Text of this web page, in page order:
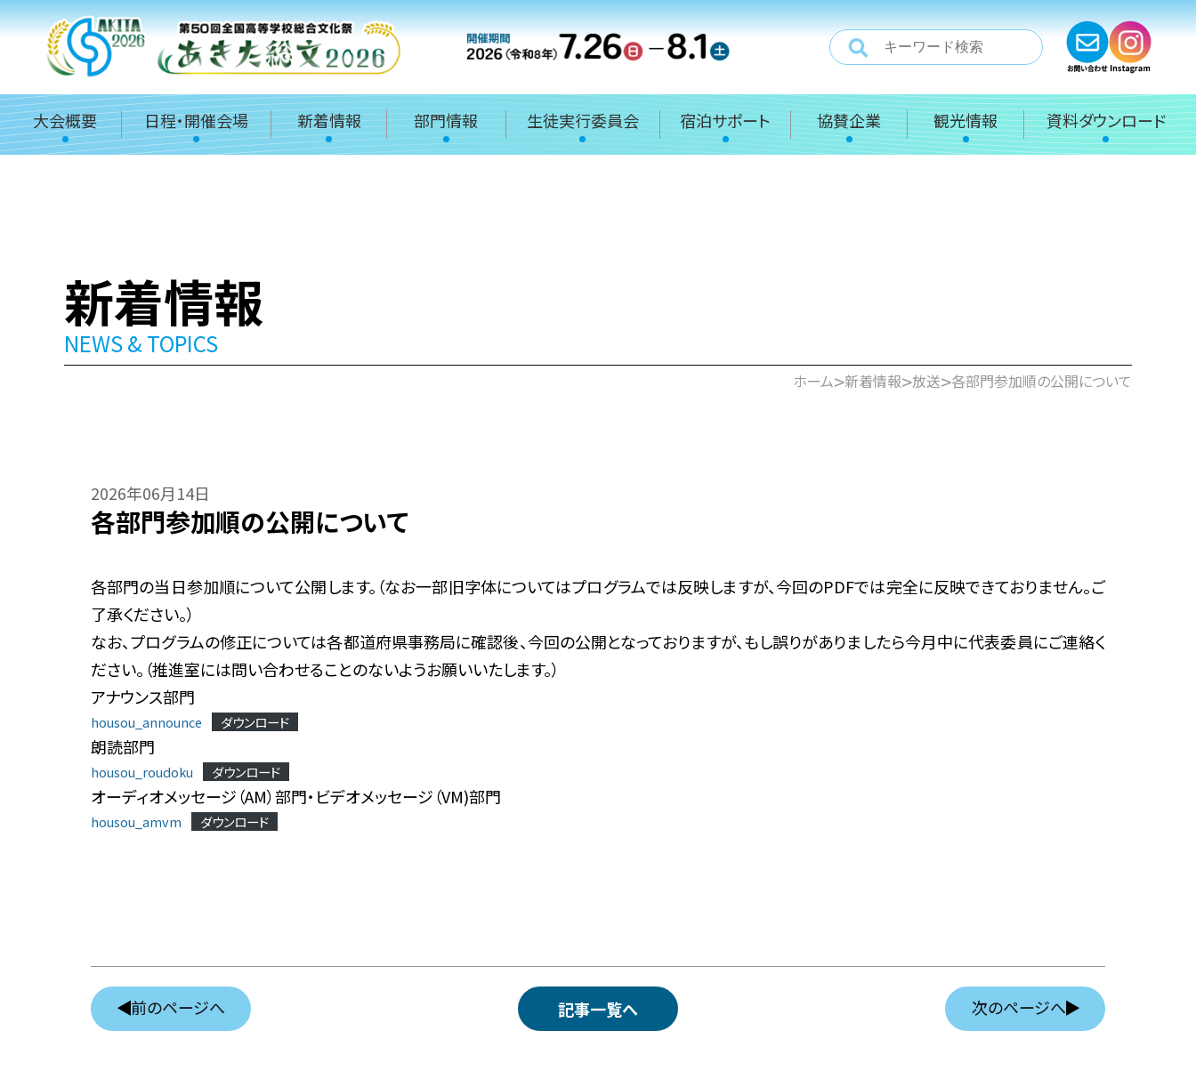
大会概要 日程・開催会場 新着情報 部門情報 生徒実行委員会 宿泊サポート 協賛企業 観光情報 資料ダウンロード
ホーム>新着情報>放送>各部門参加順の公開について
新着情報
NEWS & TOPICS
2026年06月14日
各部門参加順の公開について
各部門の当日参加順について公開します。（なお一部旧字体についてはプログラムでは反映しますが、今回のPDFでは完全に反映できておりません。ご
了承ください。）
なお、プログラムの修正については各都道府県事務局に確認後、今回の公開となっておりますが、もし誤りがありましたら今月中に代表委員にご連絡く
ださい。（推進室には問い合わせることのないようお願いいたします。）
アナウンス部門
housou_announce ダウンロード
朗読部門
housou_roudoku ダウンロード
オーディオメッセージ（AM）部門・ビデオメッセージ（VM)部門
housou_amvm ダウンロード
前のページへ 記事一覧へ 次のページへ